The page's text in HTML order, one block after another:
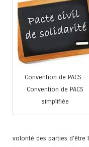
Convention de PACS –
Convention de PACS
simplifiée
volonté des parties d’être